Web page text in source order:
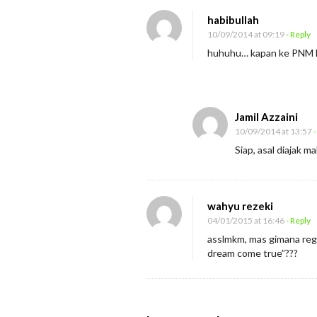
r
T
r
n
e
t
u
k
habibullah
10/09/2014 at 09:19- Reply
huhuhu… kapan ke PNM
Jamil Azzaini
10/09/2014 at 13:57
Siap, asal diajak
wahyu rezeki
04/01/2015 at 16:46- Reply
asslmkm, mas gimana
dream come true”???